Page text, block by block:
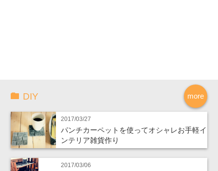
more
DIY
2017/03/27
パンチカーペットを使ってオシャレお手軽イ
ンテリア雑貨作り
2017/03/06